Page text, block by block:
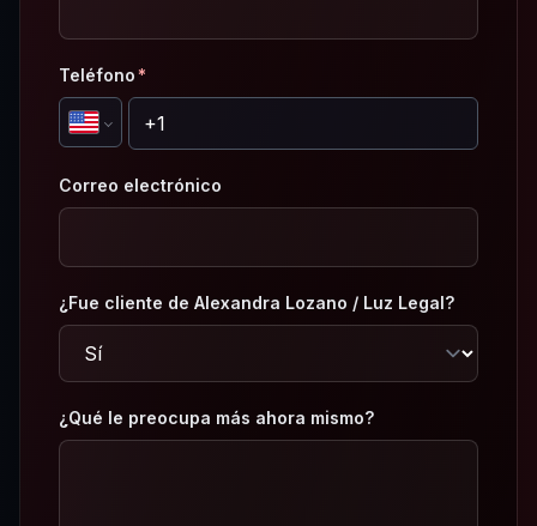
Teléfono*
Correo electrónico
¿Fue cliente de Alexandra Lozano / Luz Legal?
¿Qué le preocupa más ahora mismo?